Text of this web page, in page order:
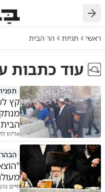
חזרה
ראשי תגיות הר הבית
עוד כתבות
קץ
הבית
אליהו
חיים